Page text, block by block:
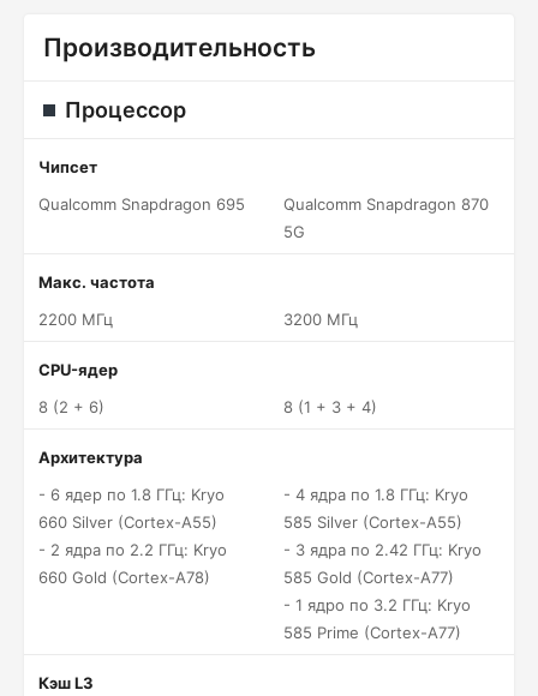
Производительность
Процессор
Чипсет
Qualcomm Snapdragon 695
Qualcomm Snapdragon 870
5G
Макс. частота
2200 МГц
3200 МГц
CPU-ядер
8 (2 + 6)
8 (1 + 3 + 4)
Архитектура
- 6 ядер по 1.8 ГГц: Kryo
660 Silver (Cortex-A55)
- 2 ядра по 2.2 ГГц: Kryo
660 Gold (Cortex-A78)
- 4 ядра по 1.8 ГГц: Kryo
585 Silver (Cortex-A55)
- 3 ядра по 2.42 ГГц: Kryo
585 Gold (Cortex-A77)
- 1 ядро по 3.2 ГГц: Kryo
585 Prime (Cortex-A77)
Кэш L3